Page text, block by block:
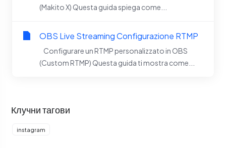
Клучни тагови
instagram
(Makito X) Questa guida spiega come...
OBS Live Streaming Configurazione RTMP
Configurare un RTMP personalizzato in OBS
(Custom RTMP) Questa guida ti mostra come...